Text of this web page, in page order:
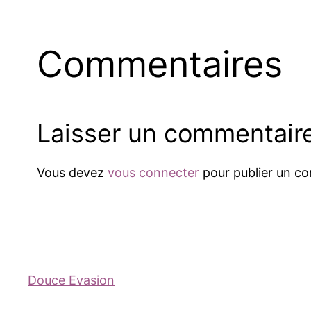
Commentaires
Laisser un
Vous devezvous connecter pour publier un
Douce Evasion